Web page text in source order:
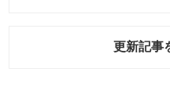
更新記事